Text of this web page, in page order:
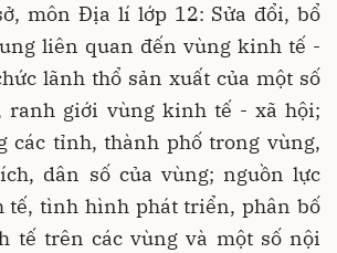
môn Địa lí lớp 12: Sửa đổi, bổ
liên quan đến vùng kinh tế -
lãnh thổ sản xuất của một số
ranh giới vùng kinh tế - xã hội;
các tỉnh, thành phố trong vùng,
dân số của vùng; nguồn lực
tình hình phát triển, phân bố
tế trên các vùng và một số nội